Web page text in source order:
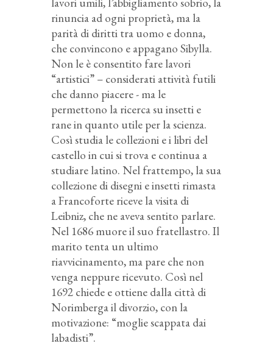
rinuncia ad ogni proprietà, ma la
parità di diritti tra uomo e donna,
che convincono e appagano Sibylla.
Non le è consentito fare lavori
“artistici” – considerati attività futili
che danno piacere - ma le
permettono la ricerca su insetti e
rane in quanto utile per la scienza.
Così studia le collezioni e i libri del
castello in cui si trova e continua a
studiare latino. Nel frattempo, la sua
collezione di disegni e insetti rimasta
a Francoforte riceve la visita di
Leibniz, che ne aveva sentito parlare.
Nel 1686 muore il suo fratellastro. Il
marito tenta un ultimo
riavvicinamento, ma pare che non
venga neppure ricevuto. Così nel
1692 chiede e ottiene dalla città di
Norimberga il divorzio, con la
motivazione: “moglie scappata dai
labadisti”.